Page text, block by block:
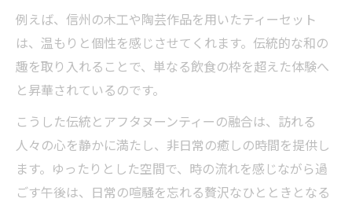
もに
自然に囲まれたアフタヌーンティー体験の
魅力
長野県の風景とともに味わうアフタヌーン
ティー
アフタヌーンティーで四季の移ろいを体感
自然の恵みを堪能するアフタヌーンティー
の時間
例えば、信州の木工や陶芸作品を用いたティーセット
は、温もりと個性を感じさせてくれます。伝統的な和の
趣を取り入れることで、単なる飲食の枠を超えた体験へ
と昇華されているのです。
こうした伝統とアフタヌーンティーの融合は、訪れる
人々の心を静かに満たし、非日常の癒しの時間を提供し
ます。ゆったりとした空間で、時の流れを感じながら過
ごす午後は、日常の喧騒を忘れる贅沢なひとときとなる